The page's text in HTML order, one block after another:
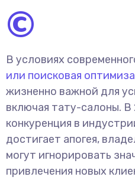
©
В условиях
или поисковая
жизненно важной для
включая тату-салоны. В
конкуренция в
достигает апогея,
могут игнорировать
привлечения новых